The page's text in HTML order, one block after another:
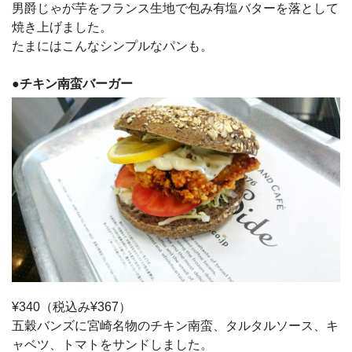
男爵じゃが芋をフランス生地で包み有塩バターを落として
焼き上げました。
たまにはこんなシンプルなパンも。
●チキン南蛮バーガー
¥340（税込み¥367）
五穀バンズに宮崎名物のチキン南蛮、タルタルソース、キ
ャベツ、トマトをサンドしました。